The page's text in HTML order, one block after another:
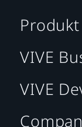
Produkt
VIVE
VIVE